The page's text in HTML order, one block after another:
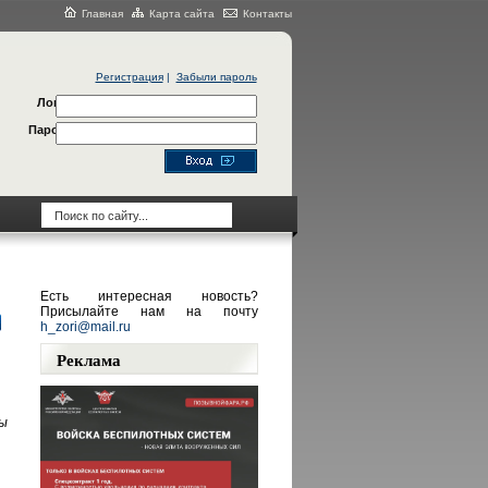
Главная Карта сайта Контакты
Регистрация| Забыли пароль
Логин
Пароль
Есть интересная новость?
Присылайте нам на почту
h_zori@mail.ru
Реклама